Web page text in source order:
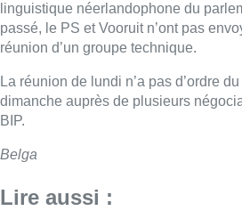
linguistique néerlandophone du
passé, le PS et Vooruit n’ont pas
réunion d’un groupe technique.
La réunion de lundi n’a pas d’ordre
dimanche auprès de plusieurs
BIP.
Belga
Lire aussi :